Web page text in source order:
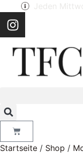
Jeden
Startseite / Shop /